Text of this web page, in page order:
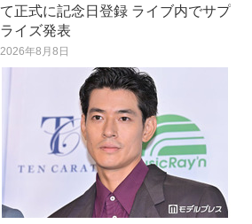
て正式に記念日登録 ライブ内でサプ
ライズ発表
2026年8月8日